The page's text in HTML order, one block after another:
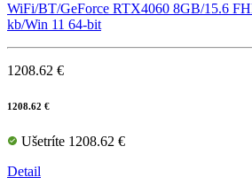
WiFi/BT/GeForce RTX4060 8GB/15.6
kb/Win 11 64-bit
1208.62 €
1208.62 €
Ušetríte 1208.62 €
Detail